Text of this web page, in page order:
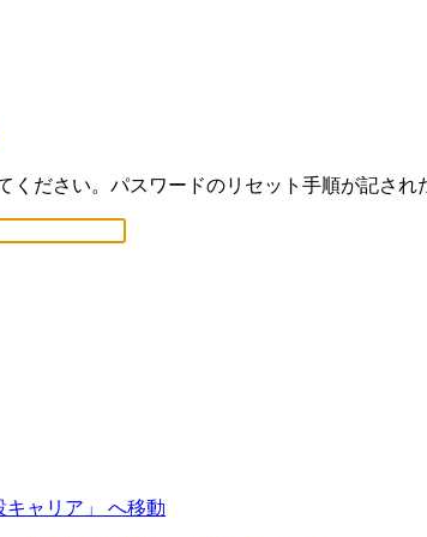
ださい。パスワードのリセット手順が記され
ャリア」 へ移動